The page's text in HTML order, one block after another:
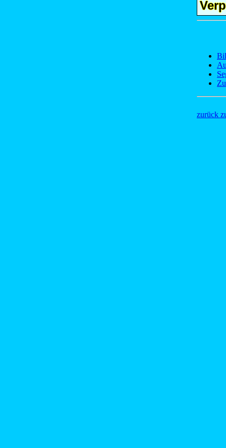
zurück